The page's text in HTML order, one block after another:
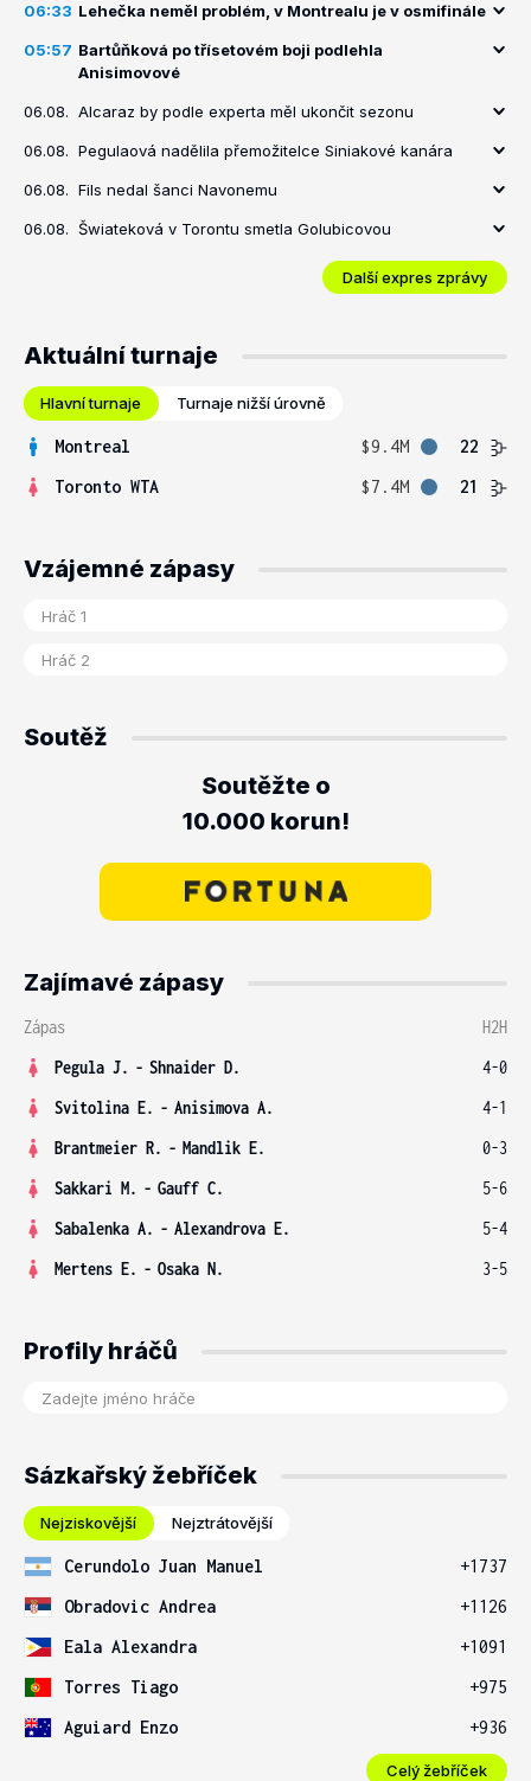
06:33 Lehečka neměl problém, v Montrealu je v osmifinále
05:57 Bartůňková po třísetovém boji podlehla
Anisimovové
06.08. Alcaraz by podle experta měl ukončit sezonu
06.08. Pegulaová nadělila přemožitelce Siniakové kanára
06.08. Fils nedal šanci Navonemu
06.08. Šwiateková v Torontu smetla Golubicovou
Další expres zprávy
Aktuální turnaje
Hlavní turnaje Turnaje nižší úrovně
Montreal $9.4M
22
Toronto WTA
$7.4M 21
Vzájemné zápasy
Soutěž
Soutěžte o
10.000 korun!
Zajímavé zápasy
Zápas
H2H
Pegula J. - Shnaider D.
4-0
Svitolina E. - Anisimova A.
4-1
Brantmeier R. - Mandlik E.
0-3
Sakkari M. - Gauff C.
5-6
Sabalenka A. - Alexandrova E.
5-4
Mertens E. - Osaka N. 3-5
Profily hráčů
Sázkařský žebříček
Nejziskovější Nejztrátovější
Cerundolo Juan Manuel
+1737
Obradovic Andrea
+1126
Eala Alexandra
+1091
Torres Tiago
+975
Aguiard Enzo
+936
Celý žebříček